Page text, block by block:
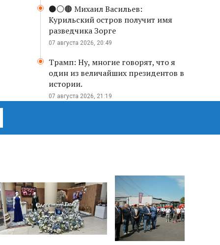
⚫️⚪️🟤 Михаил Васильев:
Курильский остров получит имя
разведчика Зорге
07 августа 2026, 20:49
Трамп: Ну, многие говорят, что я
один из величайших президентов в
истории.
07 августа 2026, 21:19